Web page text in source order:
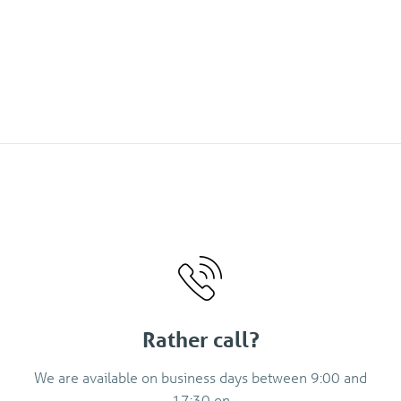
Rather call?
We are available on business days between 9:00 and